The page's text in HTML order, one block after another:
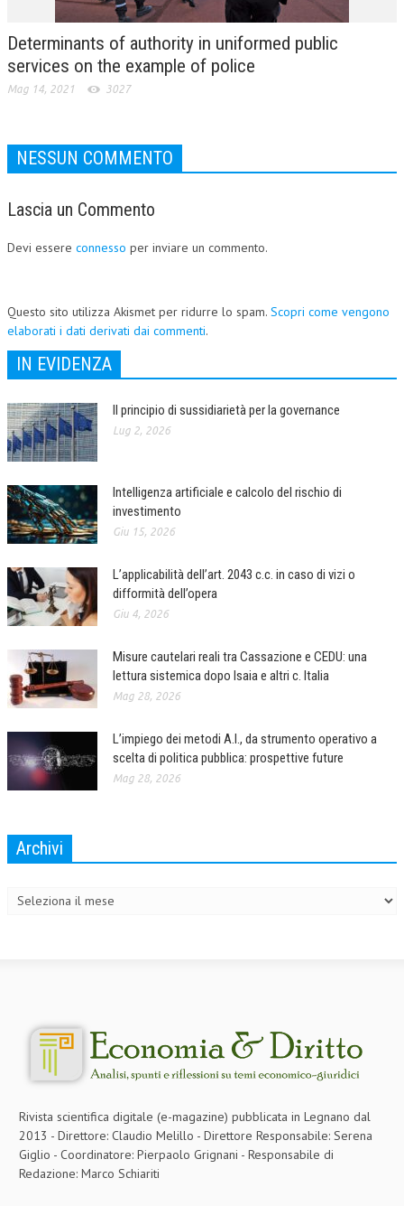
Determinants of authority in uniformed public
services on the example of police
Mag 14, 2021 3027
NESSUN COMMENTO
Lascia un Commento
Devi essere connesso per inviare un commento.
Questo sito utilizza Akismet per ridurre lo spam. Scopri come vengono
elaborati i dati derivati dai commenti.
IN EVIDENZA
Il principio di sussidiarietà per la governance
Lug 2, 2026
Intelligenza artificiale e calcolo del rischio di
investimento
Giu 15, 2026
L’applicabilità dell’art. 2043 c.c. in caso di vizi o
difformità dell’opera
Giu 4, 2026
Misure cautelari reali tra Cassazione e CEDU: una
lettura sistemica dopo Isaia e altri c. Italia
Mag 28, 2026
L’impiego dei metodi A.I., da strumento operativo a
scelta di politica pubblica: prospettive future
Mag 28, 2026
Archivi
Rivista scientifica digitale (e-magazine) pubblicata in Legnano dal
2013 - Direttore: Claudio Melillo - Direttore Responsabile: Serena
Giglio - Coordinatore: Pierpaolo Grignani - Responsabile di
Redazione: Marco Schiariti